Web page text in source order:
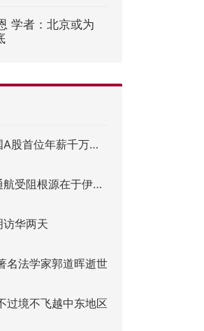
学者：北京或为
比亚迪财务总监成中国A股首位年薪千万人民
中国指霍尔木兹海峡通航受阻根源在于伊朗战
华两天
名法学家郭道晖逝世
过境不飞越中东地区